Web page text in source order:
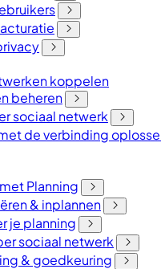
koppelen
beheren
sociaal netwerk
de verbinding
Planning
& inplannen
je planning
sociaal netwerk
& goedkeuring